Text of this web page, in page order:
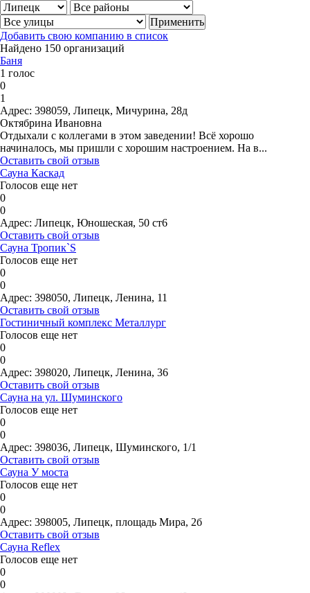
Добавить свою компанию в список
Найдено 150 организаций
Баня
1 голос
0
1
Адрес: 398059, Липецк, Мичурина, 28д
Октябрина Ивановна
Отдыхали с коллегами в этом заведении! Всё хорошо
начиналось, мы пришли с хорошим настроением. На в...
Оставить свой отзыв
Сауна Каскад
Голосов еще нет
0
0
Адрес: Липецк, Юношеская, 50 ст6
Оставить свой отзыв
Сауна Тропик`S
Голосов еще нет
0
0
Адрес: 398050, Липецк, Ленина, 11
Оставить свой отзыв
Гостиничный комплекс Металлург
Голосов еще нет
0
0
Адрес: 398020, Липецк, Ленина, 36
Оставить свой отзыв
Сауна на ул. Шуминского
Голосов еще нет
0
0
Адрес: 398036, Липецк, Шуминского, 1/1
Оставить свой отзыв
Сауна У моста
Голосов еще нет
0
0
Адрес: 398005, Липецк, площадь Мира, 2б
Оставить свой отзыв
Сауна Reflex
Голосов еще нет
0
0